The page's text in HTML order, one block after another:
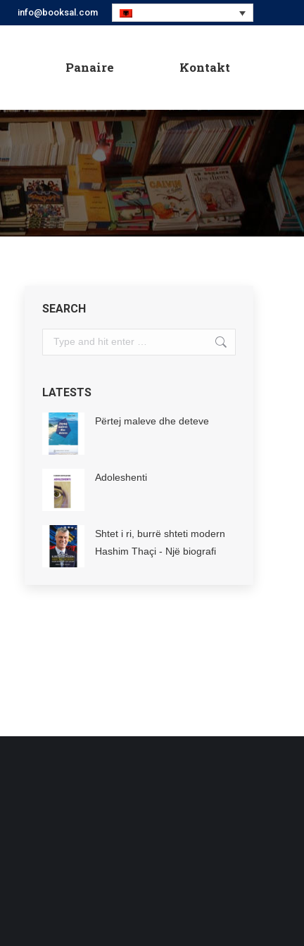
info@booksal.com
Panaire Kontakt
SEARCH
Search:
LATESTS
Përtej maleve dhe deteve
Adoleshenti
Shtet i ri, burrë shteti modern
Hashim Thaçi - Një biografi